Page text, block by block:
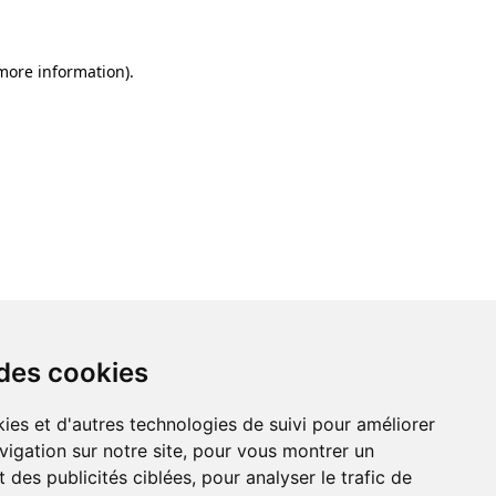
cookies
et d'autres technologies de suivi pour améliorer
sur notre site, pour vous montrer un
des publicités ciblées, pour analyser le trafic de
information).